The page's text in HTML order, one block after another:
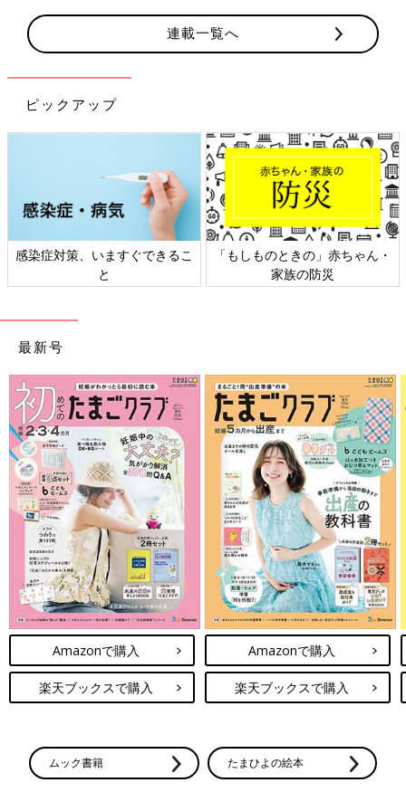
連載一覧へ
ピックアップ
感染症対策、いますぐできるこ
と
「もしものときの」赤ちゃん・
家族の防災
最新号
Amazonで購入
楽天ブックスで購入
Amazonで購入
楽天ブックスで購入
ムック書籍 たまひよの絵本